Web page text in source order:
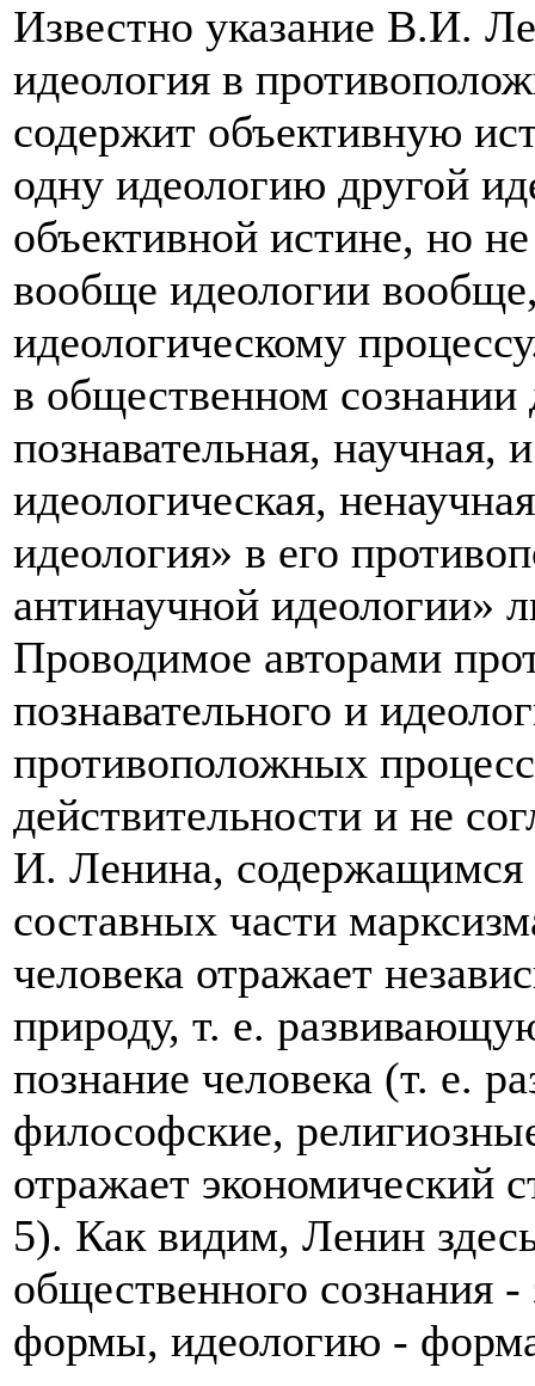
Известно указание В.И.
идеология в
содержит объективную
одну идеологию другой
объективной истине, но
вообще идеологии
идеологическому
в общественном
познавательная, научная,
идеологическая,
идеология» в его
антинаучной идеологии»
Проводимое авторами
познавательного и
противоположных
действительности и не
И. Ленина, содержащимся
составных части
человека отражает
природу, т. е.
познание человека (т. е.
философские,
отражает экономический
5). Как видим, Ленин
общественного сознания
формы, идеологию -